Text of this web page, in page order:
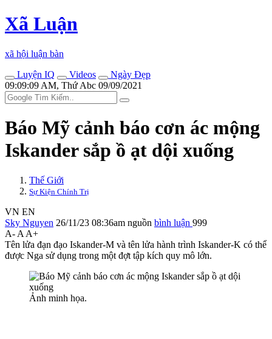
Xã Luận
xã hội luận bàn
Luyện IQ
Videos
Ngày Đẹp
09:09:09 AM, Thứ Abc 09/09/2021
Báo Mỹ cảnh báo cơn ác mộng
Iskander sắp ồ ạt dội xuống
Thế Giới
Sự Kiện Chính Trị
VN EN
Sky Nguyen 26/11/23 08:36am nguồn bình luận 999
A- A A+
Tên lửa đạn đạo Iskander-M và tên lửa hành trình Iskander-K có thể
được Nga sử dụng trong một đợt tập kích quy mô lớn.
Ảnh minh họa.